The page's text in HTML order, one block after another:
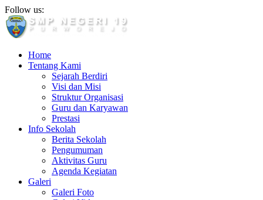
Follow us:
Home
Tentang Kami
Sejarah Berdiri
Visi dan Misi
Struktur Organisasi
Guru dan Karyawan
Prestasi
Info Sekolah
Berita Sekolah
Pengumuman
Aktivitas Guru
Agenda Kegiatan
Galeri
Galeri Foto